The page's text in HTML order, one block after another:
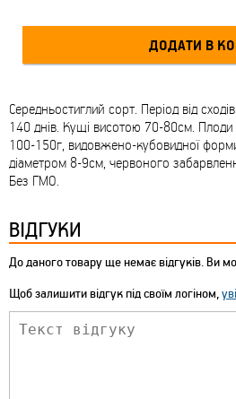
Середньостиглий сорт. Період від
140 днів. Кущі висотою 70-80см.
100-150г, видовжено-кубовидної
діаметром 8-9см, червоного
Без ГМО.
ВІДГУКИ
До даного товару ще немає відгуків. Ви
Щоб залишити відгук під своїм логіном,